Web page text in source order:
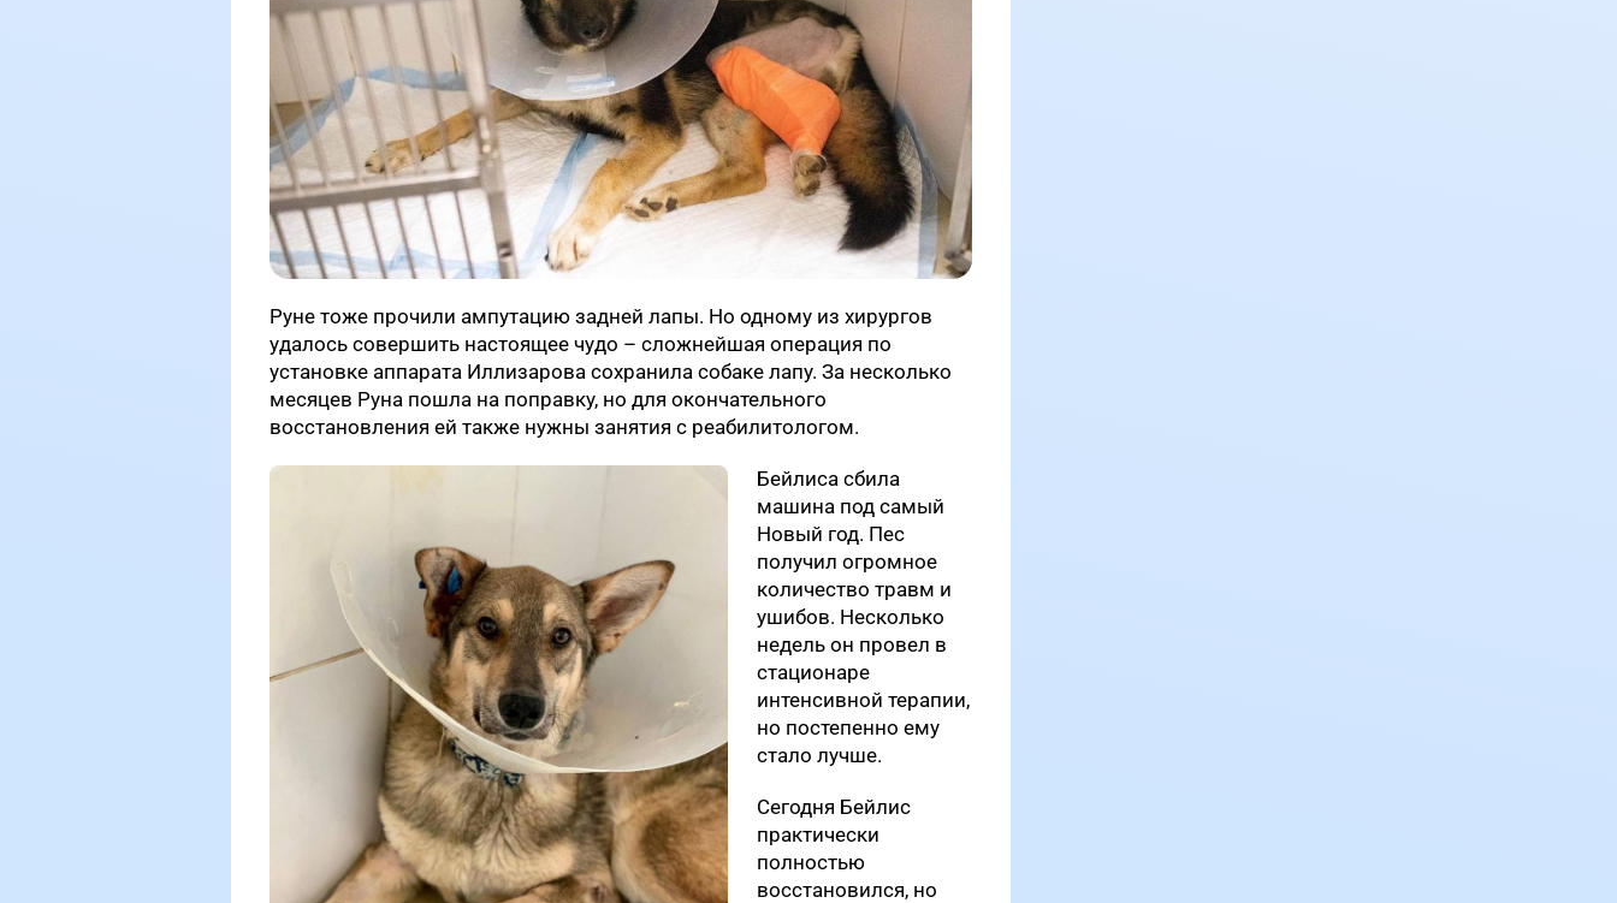
Руне тоже прочили ампутацию задней лапы. Но одному из хирургов
удалось совершить настоящее чудо – сложнейшая операция по
установке аппарата Иллизарова сохранила собаке лапу. За несколько
месяцев Руна пошла на поправку, но для окончательного
восстановления ей также нужны занятия с реабилитологом.
Бейлиса сбила
машина под самый
Новый год. Пес
получил огромное
количество травм и
ушибов. Несколько
недель он провел в
стационаре
интенсивной терапии,
но постепенно ему
стало лучше.
Сегодня Бейлис
практически
полностью
восстановился, но